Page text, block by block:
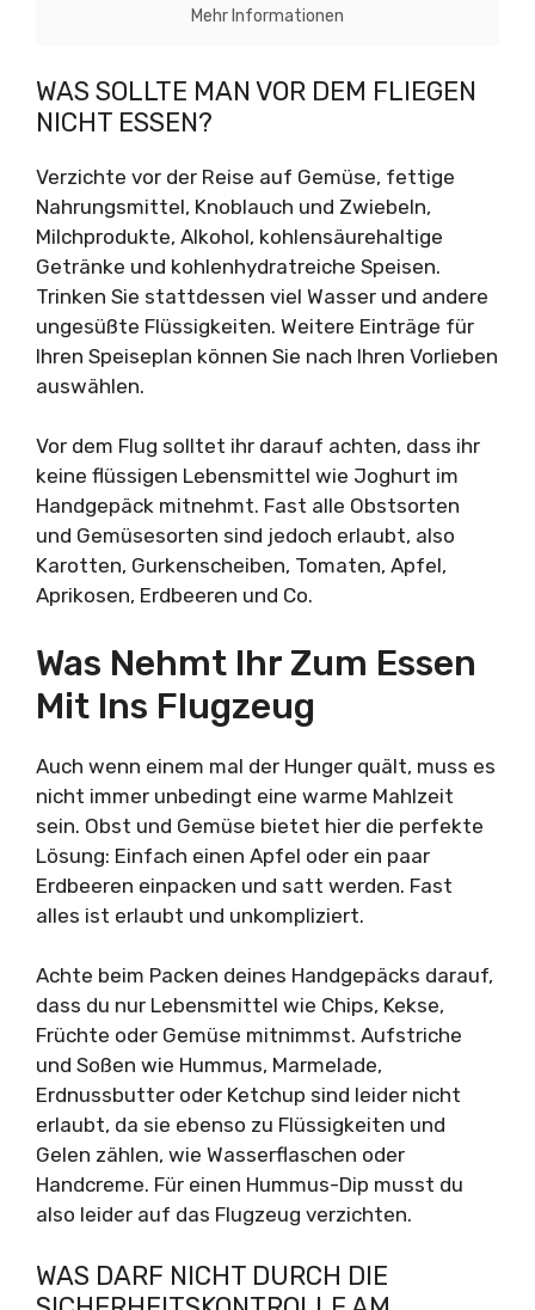
Mehr Informationen
WAS SOLLTE MAN VOR DEM FLIEGEN
NICHT ESSEN?
Verzichte vor der Reise auf Gemüse, fettige
Nahrungsmittel, Knoblauch und Zwiebeln,
Milchprodukte, Alkohol, kohlensäurehaltige
Getränke und kohlenhydratreiche Speisen.
Trinken Sie stattdessen viel Wasser und andere
ungesüßte Flüssigkeiten. Weitere Einträge für
Ihren Speiseplan können Sie nach Ihren Vorlieben
auswählen.
Vor dem Flug solltet ihr darauf achten, dass ihr
keine flüssigen Lebensmittel wie Joghurt im
Handgepäck mitnehmt. Fast alle Obstsorten
und Gemüsesorten sind jedoch erlaubt, also
Karotten, Gurkenscheiben, Tomaten, Apfel,
Aprikosen, Erdbeeren und Co.
Was Nehmt Ihr Zum Essen
Mit Ins Flugzeug
Auch wenn einem mal der Hunger quält, muss es
nicht immer unbedingt eine warme Mahlzeit
sein. Obst und Gemüse bietet hier die perfekte
Lösung: Einfach einen Apfel oder ein paar
Erdbeeren einpacken und satt werden. Fast
alles ist erlaubt und unkompliziert.
Achte beim Packen deines Handgepäcks darauf,
dass du nur Lebensmittel wie Chips, Kekse,
Früchte oder Gemüse mitnimmst. Aufstriche
und Soßen wie Hummus, Marmelade,
Erdnussbutter oder Ketchup sind leider nicht
erlaubt, da sie ebenso zu Flüssigkeiten und
Gelen zählen, wie Wasserflaschen oder
Handcreme. Für einen Hummus-Dip musst du
also leider auf das Flugzeug verzichten.
WAS DARF NICHT DURCH DIE